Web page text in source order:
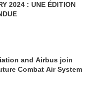
2024 : UNE ÉDITION
and Airbus join
Combat Air System